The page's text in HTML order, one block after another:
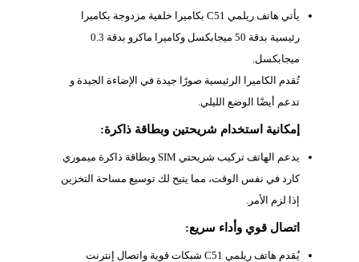
يأتي هاتف ريلمي C51 بكاميرا خلفية مزدوجة بكاميرا
رئيسية بدقة 50 ميجابكسل وكاميرا ماكرو بدقة 0.3
ميجابكسل.
تُقدم الكاميرا الرئيسية صورًا جيدة في الإضاءة الجيدة و
تدعم أيضًا الوضع الليلي.
إمكانية استخدام شريحتين وبطاقة ذاكرة:
يدعم الهاتف تركيب شريحتي SIM وبطاقة ذاكرة ميموري
كارد في نفس الوقت، مما يتيح لك توسيع مساحة التخزين
إذا لزم الأمر.
اتصال قوي وأداء سريع:
يُقدم هاتف ريلمي C51 شبكات قوية واتصال إنترنت